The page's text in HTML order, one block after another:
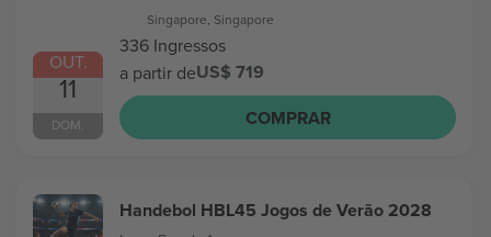
OUT.
11
DOM.
Singapore, Singapore
336 Ingressos
a partir deUS$ 719
COMPRAR
Handebol HBL45 Jogos de Verão 2028